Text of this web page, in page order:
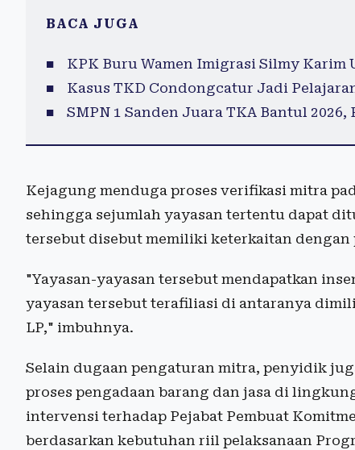
BACA JUGA
KPK Buru Wamen Imigrasi Silmy Karim
Kasus TKD Condongcatur Jadi
SMPN 1 Sanden Juara TKA Bantul
Kejagung menduga proses verifikasi mitra
sehingga sejumlah yayasan tertentu dapat
tersebut disebut memiliki keterkaitan dengan
"Yayasan-yayasan tersebut mendapatkan
yayasan tersebut terafiliasi di antaranya
LP," imbuhnya.
Selain dugaan pengaturan mitra, penyidik
proses pengadaan barang dan jasa di
intervensi terhadap Pejabat Pembuat
berdasarkan kebutuhan riil pelaksanaan